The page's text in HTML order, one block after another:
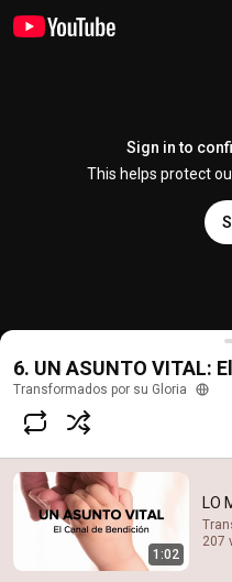
Sign in to
This helps protect
LO MAS IMPORTANTE
@transformadosporsugloria9688
Subscribe
Comments
Comments are turned off.
6. UN ASUNTO VITAL:
Transformados por su Gloria
1:02
LO
207